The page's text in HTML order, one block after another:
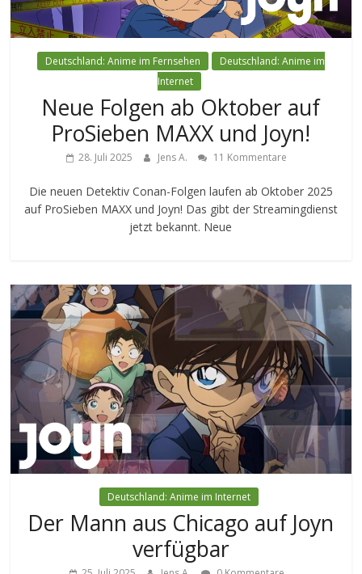
Deutschland: Anime im Fernsehen
Deutschland: Anime im
Internet
Neue Folgen ab Oktober auf
ProSieben MAXX und Joyn!
28. Juli 2025 Jens A. 11 Kommentare
Die neuen Detektiv Conan-Folgen laufen ab Oktober 2025
auf ProSieben MAXX und Joyn! Das gibt der Streamingdienst
jetzt bekannt. Neue
Deutschland: Anime im Internet
Der Mann aus Chicago auf Joyn
verfügbar